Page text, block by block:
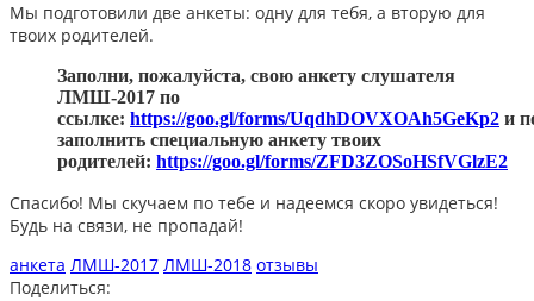
Мы подготовили две анкеты: одну для тебя, а вторую для
твоих родителей.
Заполни, пожалуйста, свою анкету слушателя
ЛМШ-2017 по
ссылке: https://goo.gl/forms/UqdhDOVXOAh5GeKp2 и
заполнить специальную анкету твоих
родителей: https://goo.gl/forms/ZFD3ZOSoHSfVGlzE2
Спасибо! Мы скучаем по тебе и надеемся скоро увидеться!
Будь на связи, не пропадай!
анкета ЛМШ-2017 ЛМШ-2018 отзывы
Поделиться: